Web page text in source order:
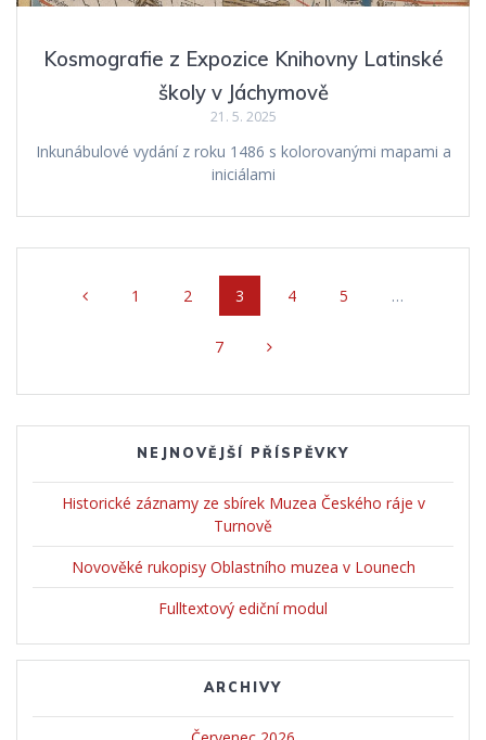
Kosmografie z Expozice Knihovny Latinské
školy v Jáchymově
21. 5. 2025
Inkunábulové vydání z roku 1486 s kolorovanými mapami a
iniciálami
navigation
Page
1 Page
2 Page
3 Page
4 Page
5 …
Page
7
NEJNOVĚJŠÍ PŘÍSPĚVKY
Historické záznamy ze sbírek Muzea Českého ráje v
Turnově
Novověké rukopisy Oblastního muzea v Lounech
Fulltextový ediční modul
ARCHIVY